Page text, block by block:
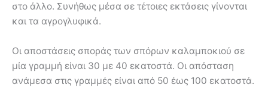
στο άλλο. Συνήθως μέσα σε τέτοιες εκτάσεις γίνονται
και τα αγρογλυφικά.
Οι αποστάσεις σποράς των σπόρων καλαμποκιού σε
μία γραμμή είναι 30 με 40 εκατοστά. Οι απόσταση
ανάμεσα στις γραμμές είναι από 50 έως 100 εκατοστά.